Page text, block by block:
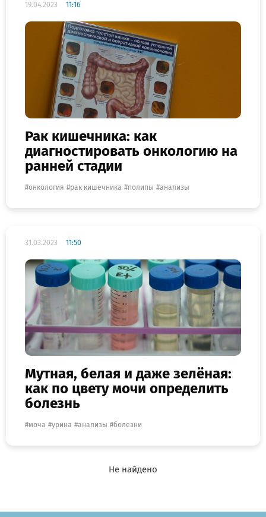
19.04.2023 11:16
Рак кишечника: как
диагностировать онкологию на
ранней стадии
онкология рак кишечника полипы анализы
31.03.2023 11:50
Мутная, белая и даже зелёная:
как по цвету мочи определить
болезнь
моча урина анализы болезни